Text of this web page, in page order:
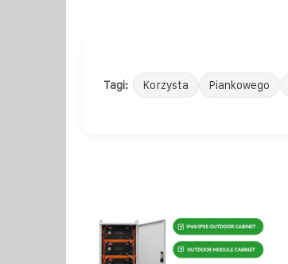
Tagi: Korzysta Piankowego